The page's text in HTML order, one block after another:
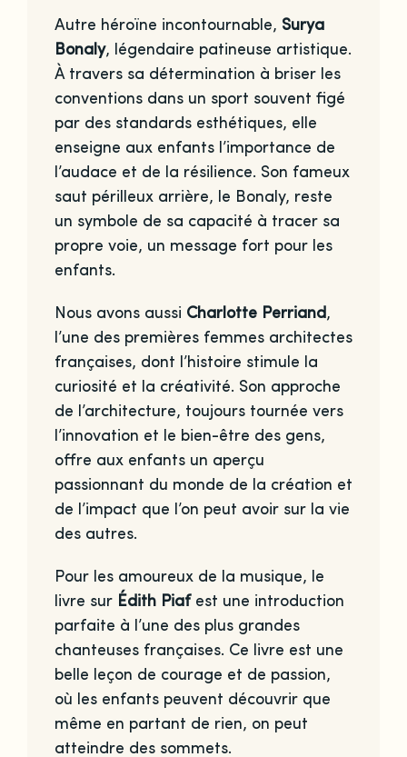
Autre héroïne incontournable, Surya
Bonaly, légendaire patineuse artistique.
À travers sa détermination à briser les
conventions dans un sport souvent figé
par des standards esthétiques, elle
enseigne aux enfants l’importance de
l’audace et de la résilience. Son fameux
saut périlleux arrière, le Bonaly, reste
un symbole de sa capacité à tracer sa
propre voie, un message fort pour les
enfants.
Nous avons aussi Charlotte Perriand,
l’une des premières femmes architectes
françaises, dont l’histoire stimule la
curiosité et la créativité. Son approche
de l’architecture, toujours tournée vers
l’innovation et le bien-être des gens,
offre aux enfants un aperçu
passionnant du monde de la création et
de l’impact que l’on peut avoir sur la vie
des autres.
Pour les amoureux de la musique, le
livre sur Édith Piafest une introduction
parfaite à l’une des plus grandes
chanteuses françaises. Ce livre est une
belle leçon de courage et de passion,
où les enfants peuvent découvrir que
même en partant de rien, on peut
atteindre des sommets.